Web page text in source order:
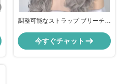
調整可能なストラップ ブリーチノ
リボンドヘアエクステンション
今すぐチャット